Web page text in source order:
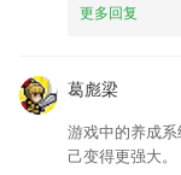
更多回复
葛彪梁
游戏中的养成
己变得更强大。